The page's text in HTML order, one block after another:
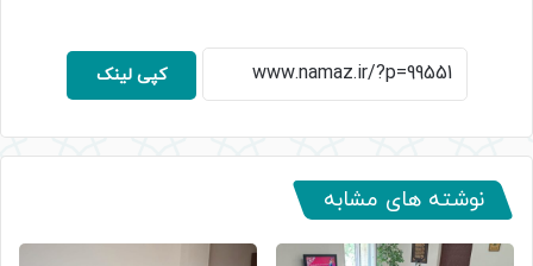
کپی لینک
نوشته های مشابه